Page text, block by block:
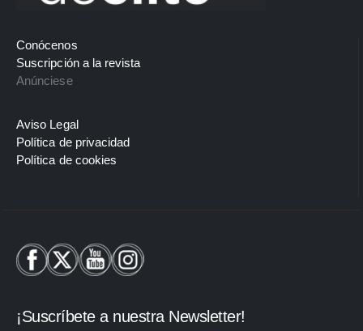
Conócenos
Suscripción a la revista
Anúnciese
Aviso Legal
Política de privacidad
Política de cookies
¡Suscríbete a nuestra Newsletter!